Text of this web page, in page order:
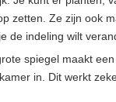
zetten. Ze zijn ook
de indeling wilt
spiegel maakt
in. Dit werkt